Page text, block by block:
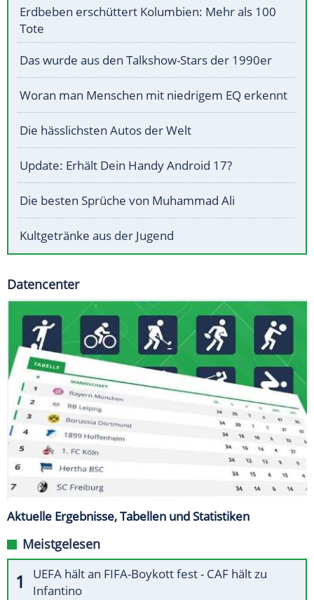
Erdbeben erschüttert Kolumbien: Mehr als 100
Tote
Das wurde aus den Talkshow-Stars der 1990er
Woran man Menschen mit niedrigem EQ erkennt
Die hässlichsten Autos der Welt
Update: Erhält Dein Handy Android 17?
Die besten Sprüche von Muhammad Ali
Kultgetränke aus der Jugend
Datencenter
Aktuelle Ergebnisse, Tabellen und Statistiken
Meistgelesen
UEFA hält an FIFA-Boykott fest - CAF hält zu
Infantino